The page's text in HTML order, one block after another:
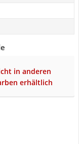
in anderen
erhältlich